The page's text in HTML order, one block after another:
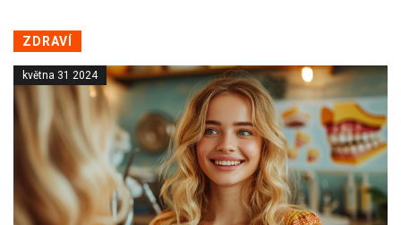
ZDRAVÍ
května 31 2024